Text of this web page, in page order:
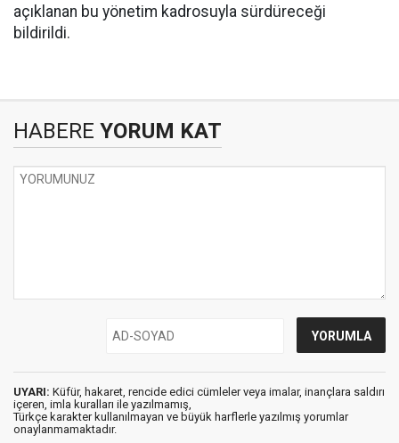
açıklanan bu yönetim kadrosuyla sürdüreceği
bildirildi.
HABERE YORUM KAT
UYARI: Küfür, hakaret, rencide edici cümleler veya imalar, inançlara saldırı
içeren, imla kuralları ile yazılmamış,
Türkçe karakter kullanılmayan ve büyük harflerle yazılmış yorumlar
onaylanmamaktadır.